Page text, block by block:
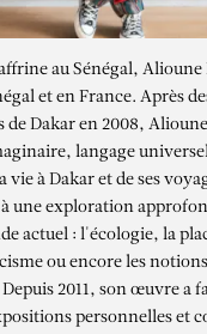
au Sénégal,
et en France. Après
de Dakar en 2008,
langage
vie à Dakar et de ses
une exploration
actuel : l'écologie, la
ou encore les
2011, son œuvre a
personnelles et